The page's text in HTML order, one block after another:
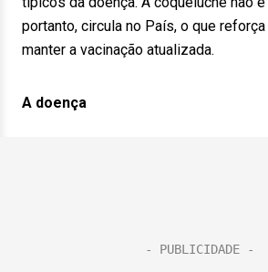
portanto, circula no País, o que
manter a vacinação atualizada.
A doença